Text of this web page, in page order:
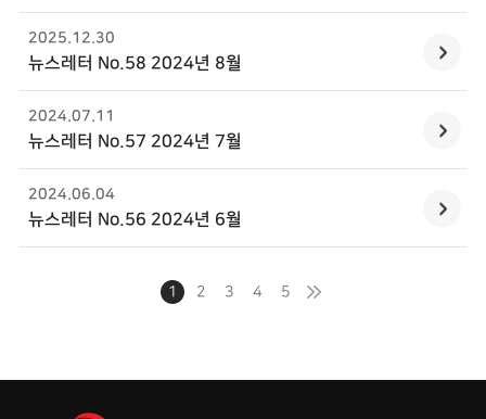
.30
2025.12
뉴스레터 No.58 2024년 8월
.11
2024.07
뉴스레터 No.57 2024년 7월
.04
2024.06
뉴스레터 No.56 2024년 6월
1 2 3 4 5